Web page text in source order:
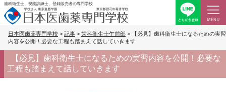
歯科衛生士、視能訓練士、登録販売者の専門学校
日本医歯薬専門学校 > 記事 > 歯科衛生士午前部 >
【必見】歯科衛生士になるための実習
内容を公開！必要な工程も踏まえて話していきます
【必見】歯科衛生士になるための実習内容を公開！必要な
工程も踏まえて話していきます